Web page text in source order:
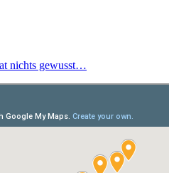
nichts gewusst…